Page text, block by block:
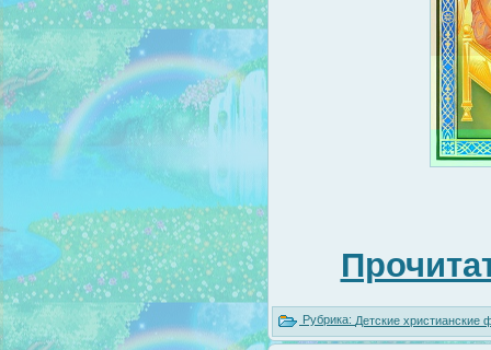
Рубрика: Детские христианские